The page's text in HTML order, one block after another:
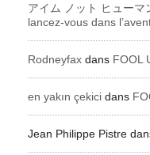
アイム ノット ヒューマ
lancez-vous dans
Rodneyfax dans FOOL
en yakın çekici dans
Jean Philippe Pistre